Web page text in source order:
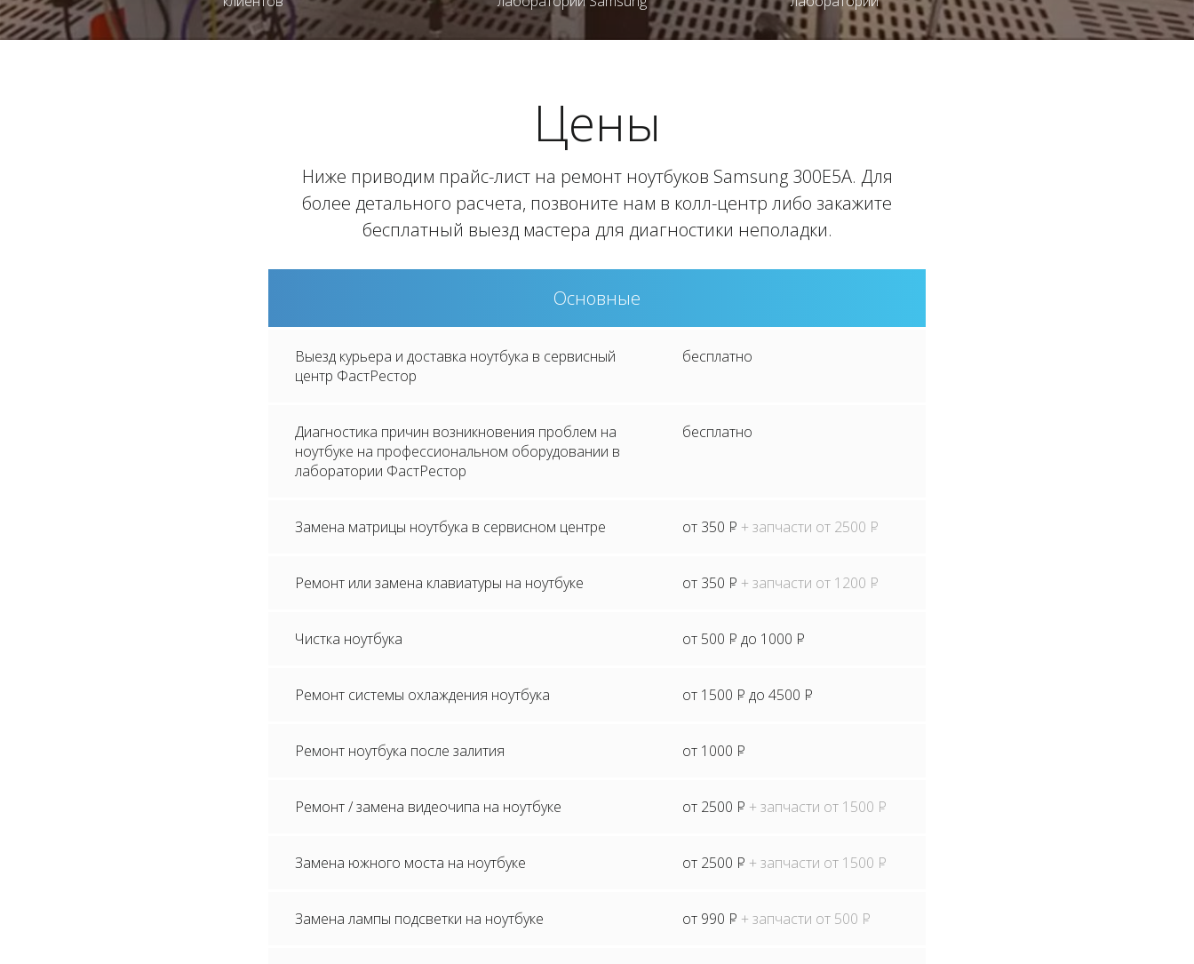
Цены
Ниже приводим прайс-лист на ремонт ноутбуков Samsung 300E5A. Для
более детального расчета, позвоните нам в колл-центр либо закажите
бесплатный выезд мастера для диагностики неполадки.
Основные
Выезд курьера и доставка ноутбука в сервисный
центр ФастРестор
бесплатно
Диагностика причин возникновения проблем на
ноутбуке на профессиональном оборудовании в
лаборатории ФастРестор
бесплатно
Замена матрицы ноутбука в сервисном центре от 350 P + запчасти от 2500 P
Ремонт или замена клавиатуры на ноутбуке от 350 P + запчасти от 1200 P
Чистка ноутбука от 500 P до 1000 P
Ремонт системы охлаждения ноутбука от 1500 P до 4500 P
Ремонт ноутбука после залития от 1000 P
Ремонт / замена видеочипа на ноутбуке от 2500 P + запчасти от 1500 P
Замена южного моста на ноутбуке от 2500 P + запчасти от 1500 P
Замена лампы подсветки на ноутбуке от 990 P + запчасти от 500 P